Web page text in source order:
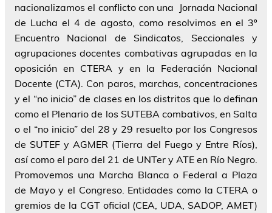
nacionalizamos el conflicto con una Jornada Nacional
de Lucha el 4 de agosto, como resolvimos en el 3º
Encuentro Nacional de Sindicatos, Seccionales y
agrupaciones docentes combativas agrupadas en la
oposición en CTERA y en la Federación Nacional
Docente (CTA). Con paros, marchas, concentraciones
y el “no inicio” de clases en los distritos que lo definan
como el Plenario de los SUTEBA combativos, en Salta
o el “no inicio” del 28 y 29 resuelto por los Congresos
de SUTEF y AGMER (Tierra del Fuego y Entre Ríos),
así como el paro del 21 de UNTer y ATE en Río Negro.
Promovemos una Marcha Blanca o Federal a Plaza
de Mayo y el Congreso. Entidades como la CTERA o
gremios de la CGT oficial (CEA, UDA, SADOP, AMET)